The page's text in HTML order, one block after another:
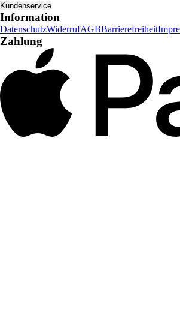
Kundenservice
Information
DatenschutzWiderrufAGBBarrierefreiheit
Zahlung